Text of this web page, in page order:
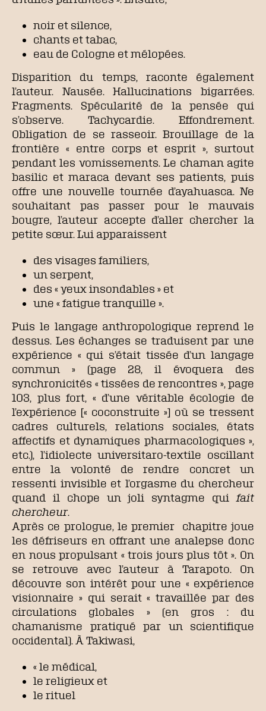
noir et silence,
chants et tabac,
eau de Cologne et mélopées.
Disparition du temps, raconte également
l’auteur. Nausée. Hallucinations bigarrées.
Fragments. Spécularité de la pensée qui
s’observe. Tachycardie. Effondrement.
Obligation de se rasseoir. Brouillage de la
frontière « entre corps et esprit », surtout
pendant les vomissements. Le chaman agite
basilic et maraca devant ses patients, puis
offre une nouvelle tournée d’ayahuasca. Ne
souhaitant pas passer pour le mauvais
bougre, l’auteur accepte d’aller chercher la
petite sœur. Lui apparaissent
des visages familiers,
un serpent,
des « yeux insondables » et
une « fatigue tranquille ».
Puis le langage anthropologique reprend le
dessus. Les échanges se traduisent par une
expérience « qui s’était tissée d’un langage
commun » (page 28, il évoquera des
synchronicités « tissées de rencontres », page
103, plus fort, « d’une véritable écologie de
l’expérience [« coconstruite »] où se tressent
cadres culturels, relations sociales, états
affectifs et dynamiques pharmacologiques »,
etc.), l’idiolecte universitaro-textile oscillant
entre la volonté de rendre concret un
ressenti invisible et l’orgasme du chercheur
quand il chope un joli syntagme qui fait
chercheur.
Après ce prologue, le premier chapitre joue
les défriseurs en offrant une analepse donc
en nous propulsant « trois jours plus tôt ». On
se retrouve avec l’auteur à Tarapoto. On
découvre son intérêt pour une « expérience
visionnaire » qui serait « travaillée par des
circulations globales » (en gros : du
chamanisme pratiqué par un scientifique
occidental). À Takiwasi,
« le médical,
le religieux et
le rituel